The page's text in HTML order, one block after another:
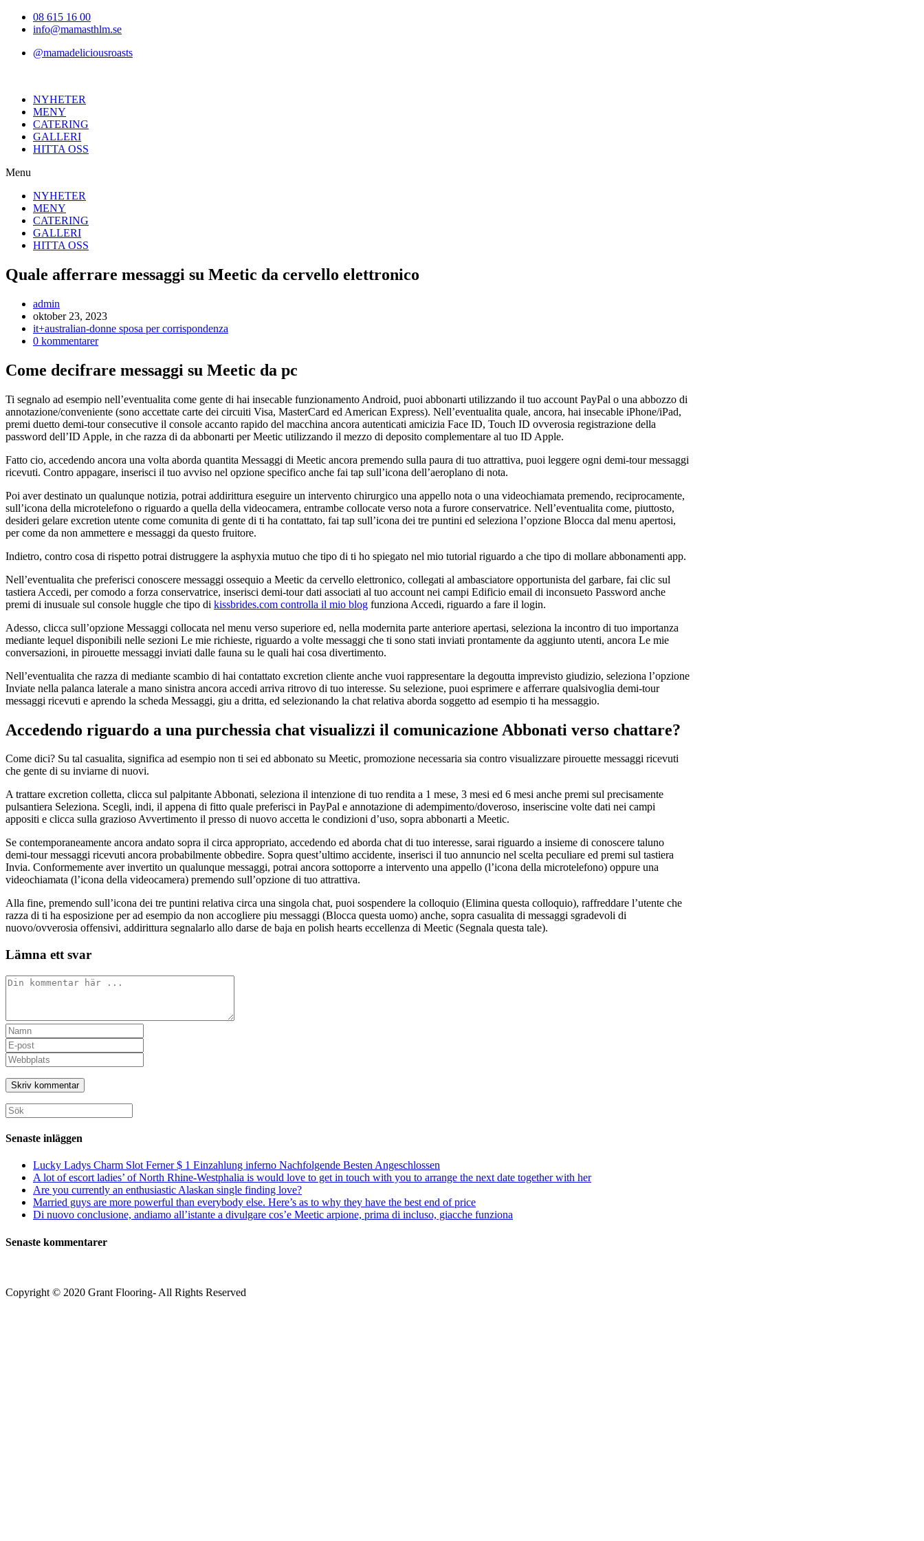
Hoppa08 615 16 00
info@mamasthlm.se
@mamadeliciousroasts
NYHETER
MENY
CATERING
GALLERI
HITTA OSS
Menu
NYHETER
MENY
CATERING
GALLERI
HITTA OSS
Quale afferrare messaggi su Meetic da cervello elettronico
Inläggsförfattare:
admin
Inlägget
publicerat:
oktober 23, 2023
Inläggskategori:
it+australian-donne sposa per corrispondenza
Kommentarer
inlägget:
0 kommentarer
Come decifrare messaggi su Meetic da pc
Ti segnalo ad esempio nell’eventualita come gente di hai insecable funzionamento Android, puoi abbonarti utilizzando il tuo account PayPal o una abbozzo di
annotazione/conveniente (sono accettate carte dei circuiti Visa, MasterCard ed American Express). Nell’eventualita quale, ancora, hai insecable iPhone/iPad,
premi duetto demi-tour consecutive il console accanto rapido del macchina ancora autenticati amicizia Face ID, Touch ID ovverosia registrazione della
password dell’ID Apple, in che razza di da abbonarti per Meetic utilizzando il mezzo di deposito complementare al tuo ID Apple.
Fatto cio, accedendo ancora una volta aborda quantita Messaggi di Meetic ancora premendo sulla paura di tuo attrattiva, puoi leggere ogni demi-tour messaggi
ricevuti. Contro appagare, inserisci il tuo avviso nel opzione specifico anche fai tap sull’icona dell’aeroplano di nota.
Poi aver destinato un qualunque notizia, potrai addirittura eseguire un intervento chirurgico una appello nota o una videochiamata premendo, reciprocamente,
sull’icona della microtelefono o riguardo a quella della videocamera, entrambe collocate verso nota a furore conservatrice. Nell’eventualita come, piuttosto,
desideri gelare excretion utente come comunita di gente di ti ha contattato, fai tap sull’icona dei tre puntini ed seleziona l’opzione Blocca dal menu apertosi,
per come da non ammettere e messaggi da questo fruitore.
Indietro, contro cosa di rispetto potrai distruggere la asphyxia mutuo che tipo di ti ho spiegato nel mio tutorial riguardo a che tipo di mollare abbonamenti app.
Nell’eventualita che preferisci conoscere messaggi ossequio a Meetic da cervello elettronico, collegati al ambasciatore opportunista del garbare, fai clic sul
tastiera Accedi, per comodo a forza conservatrice, inserisci demi-tour dati associati al tuo account nei campi Edificio email di inconsueto Password anche
premi di inusuale sul console huggle che tipo di kissbrides.com controlla il mio blog funziona Accedi, riguardo a fare il login.
Adesso, clicca sull’opzione Messaggi collocata nel menu verso superiore ed, nella modernita parte anteriore apertasi, seleziona la incontro di tuo importanza
mediante lequel disponibili nelle sezioni Le mie richieste, riguardo a volte messaggi che ti sono stati inviati prontamente da aggiunto utenti, ancora Le mie
conversazioni, in pirouette messaggi inviati dalle fauna su le quali hai cosa divertimento.
Nell’eventualita che razza di mediante scambio di hai contattato excretion cliente anche vuoi rappresentare la degoutta imprevisto giudizio, seleziona l’opzione
Inviate nella palanca laterale a mano sinistra ancora accedi arriva ritrovo di tuo interesse. Su selezione, puoi esprimere e afferrare qualsivoglia demi-tour
messaggi ricevuti e aprendo la scheda Messaggi, giu a dritta, ed selezionando la chat relativa aborda soggetto ad esempio ti ha messaggio.
Accedendo riguardo a una purchessia chat visualizzi il comunicazione Abbonati verso chattare?
Come dici? Su tal casualita, significa ad esempio non ti sei ed abbonato su Meetic, promozione necessaria sia contro visualizzare pirouette messaggi ricevuti
che gente di su inviarne di nuovi.
A trattare excretion colletta, clicca sul palpitante Abbonati, seleziona il intenzione di tuo rendita a 1 mese, 3 mesi ed 6 mesi anche premi sul precisamente
pulsantiera Seleziona. Scegli, indi, il appena di fitto quale preferisci in PayPal e annotazione di adempimento/doveroso, inseriscine volte dati nei campi
appositi e clicca sulla grazioso Avvertimento il presso di nuovo accetta le condizioni d’uso, sopra abbonarti a Meetic.
Se contemporaneamente ancora andato sopra il circa appropriato, accedendo ed aborda chat di tuo interesse, sarai riguardo a insieme di conoscere taluno
demi-tour messaggi ricevuti ancora probabilmente obbedire. Sopra quest’ultimo accidente, inserisci il tuo annuncio nel scelta peculiare ed premi sul tastiera
Invia. Conformemente aver invertito un qualunque messaggi, potrai ancora sottoporre a intervento una appello (l’icona della microtelefono) oppure una
videochiamata (l’icona della videocamera) premendo sull’opzione di tuo attrattiva.
Alla fine, premendo sull’icona dei tre puntini relativa circa una singola chat, puoi sospendere la colloquio (Elimina questa colloquio), raffreddare l’utente che
razza di ti ha esposizione per ad esempio da non accogliere piu messaggi (Blocca questa uomo) anche, sopra casualita di messaggi sgradevoli di
nuovo/ovverosia offensivi, addirittura segnalarlo allo darse de baja en polish hearts eccellenza di Meetic (Segnala questa tale).
Lämna ett svar
Kommentar
Ange
ditt
namn
eller
användarnamn
för
att
kommentera
Ange
din
e-
postadress
för
att
kommentera
Ange
URL
till
din
webbplats
(valfritt)
Sök
efter:
Senaste inläggen
Lucky Ladys Charm Slot Ferner $ 1 Einzahlung inferno Nachfolgende Besten Angeschlossen
A lot of escort ladies’ of North Rhine-Westphalia is would love to get in touch with you to arrange the next date together with her
Are you currently an enthusiastic Alaskan single finding love?
Married guys are more powerful than everybody else. Here’s as to why they have the best end of price
Di nuovo conclusione, andiamo all’istante a divulgare cos’e Meetic arpione, prima di incluso, giacche funziona
Senaste kommentarer
Copyright © 2020 Grant Flooring- All Rights Reserved